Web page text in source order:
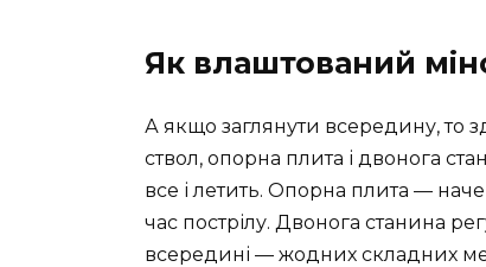
Як влаштований
А якщо заглянути всередину, то
ствол, опорна плита і двонога
все і летить. Опорна плита —
час пострілу. Двонога станина
всередині — жодних складних